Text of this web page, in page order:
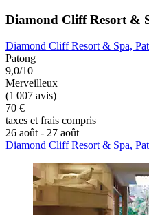
Diamond Cliff Resort &
Diamond Cliff Resort & Spa,
Patong
9,0/10
Merveilleux
(1 007 avis)
70 €
taxes et frais compris
26 août - 27 août
Diamond Cliff Resort & Spa,